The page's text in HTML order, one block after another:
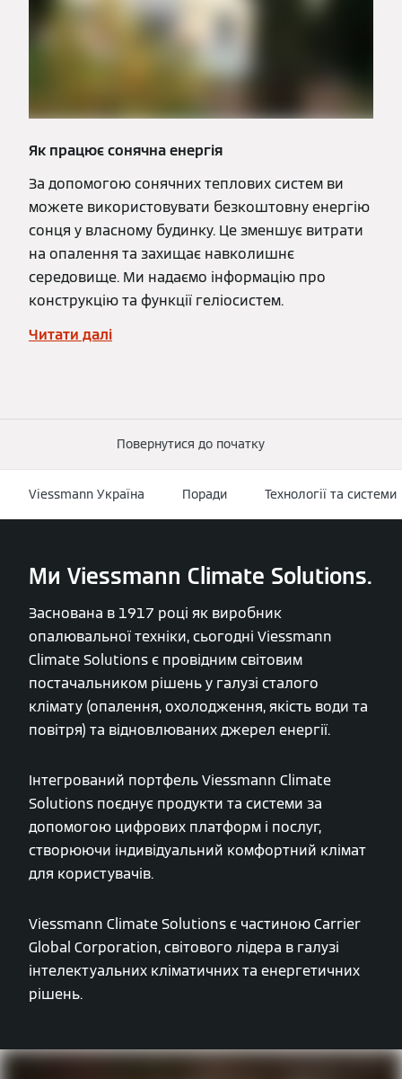
Як працює сонячна енергія
За допомогою сонячних теплових систем ви
можете використовувати безкоштовну енергію
сонця у власному будинку. Це зменшує витрати
на опалення та захищає навколишнє
середовище. Ми надаємо інформацію про
конструкцію та функції геліосистем.
Читати далі
Повернутися до початку
Viessmann Україна Поради Технології та системи
Ми Viessmann Climate Solutions.
Заснована в 1917 році як виробник
опалювальної техніки, сьогодні Viessmann
Climate Solutions є провідним світовим
постачальником рішень у галузі сталого
клімату (опалення, охолодження, якість води та
повітря) та відновлюваних джерел енергії.
Інтегрований портфель Viessmann Climate
Solutions поєднує продукти та системи за
допомогою цифрових платформ і послуг,
створюючи індивідуальний комфортний клімат
для користувачів.
Viessmann Climate Solutions є частиною Carrier
Global Corporation, світового лідера в галузі
інтелектуальних кліматичних та енергетичних
рішень.